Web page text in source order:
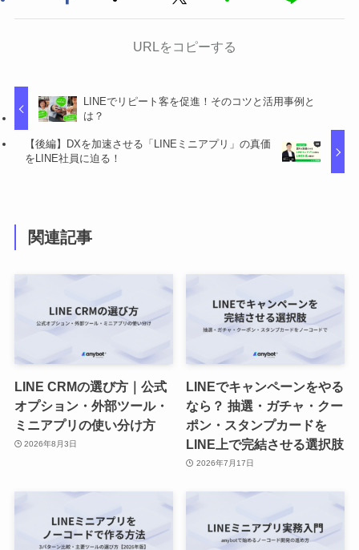
URLをコピーする
LINEでリピート客を促進！そのコツと活用事例と
は？
【後編】DXを加速させる「LINEミニアプリ」の真価
をLINE社員に迫る！
関連記事
LINE CRMの選び方｜公式
オプション・外部ツール・
ミニアプリの使い分け方
2026年8月3日
LINEでキャンペーンをやる
なら？ 抽選・ガチャ・クー
ポン・スタンプカードを
LINE上で完結させる選択肢
2026年7月17日